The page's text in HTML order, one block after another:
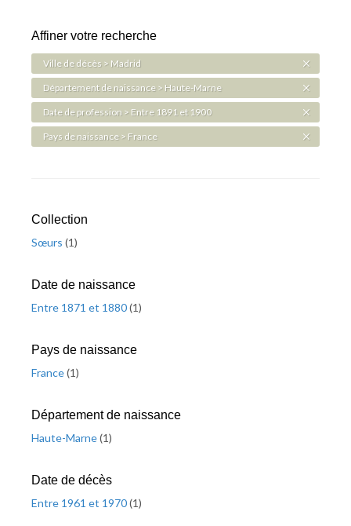
Affiner votre recherche
Ville de décès > Madrid
Département de naissance > Haute-Marne
Date de profession > Entre 1891 et 1900
Pays de naissance > France
Collection
Sœurs (1)
Date de naissance
Entre 1871 et 1880(1)
Pays de naissance
France(1)
Département de naissance
Haute-Marne(1)
Date de décès
Entre 1961 et 1970(1)